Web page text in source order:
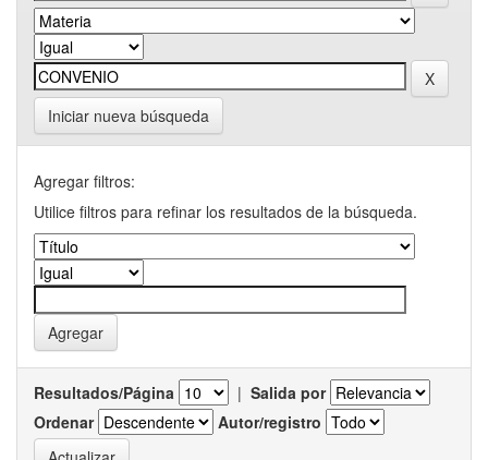
Iniciar nueva búsqueda
Agregar filtros:
Utilice filtros para refinar los resultados de la búsqueda.
Resultados/Página | Salida por
Ordenar
Autor/registro